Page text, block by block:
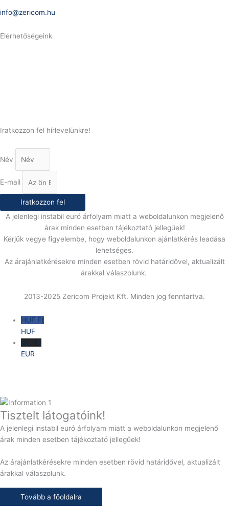
info@zericom.hu
Elérhetőségeink
Iratkozzon fel hírlevelünkre!
Név
E-mail
Iratkozzon fel
A jelenlegi instabil euró árfolyam miatt a weboldalunkon megjelenő
árak minden esetben tájékoztató jellegűek!
Kérjük vegye figyelembe, hogy weboldalunkon ajánlatkérés leadása
lehetséges.
Az árajánlatkérésekre minden esetben rövid határidővel, aktualizált
árakkal válaszolunk.
2013-2025 Zericom Projekt Kft. Minden jog fenntartva.
HUF Ft
HUF
EUR €
EUR
Tisztelt látogatóink!
A jelenlegi instabil euró árfolyam miatt a weboldalunkon megjelenő
árak minden esetben tájékoztató jellegűek!
Az árajánlatkérésekre minden esetben rövid határidővel, aktualizált
árakkal válaszolunk.
Tovább a főoldalra